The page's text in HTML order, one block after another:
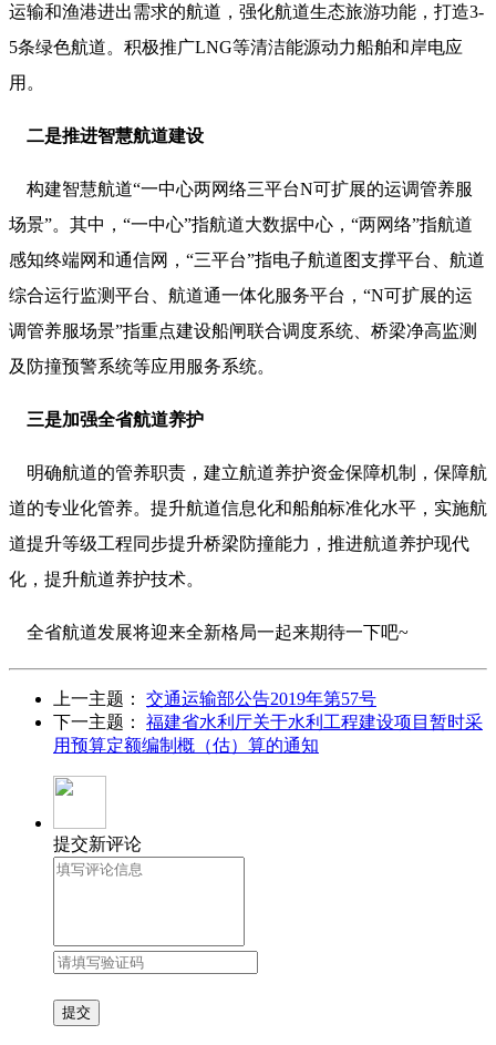
运输和渔港进出需求的航道，强化航道生态旅游功能，打造3-
5条绿色航道。积极推广LNG等清洁能源动力船舶和岸电应
用。
二是推进智慧航道建设
构建智慧航道“一中心两网络三平台N可扩展的运调管养服
场景”。其中，“一中心”指航道大数据中心，“两网络”指航道
感知终端网和通信网，“三平台”指电子航道图支撑平台、航道
综合运行监测平台、航道通一体化服务平台，“N可扩展的运
调管养服场景”指重点建设船闸联合调度系统、桥梁净高监测
及防撞预警系统等应用服务系统。
三是加强全省航道养护
明确航道的管养职责，建立航道养护资金保障机制，保障航
道的专业化管养。提升航道信息化和船舶标准化水平，实施航
道提升等级工程同步提升桥梁防撞能力，推进航道养护现代
化，提升航道养护技术。
全省航道发展将迎来全新格局一起来期待一下吧~
上一主题： 交通运输部公告2019年第57号
下一主题： 福建省水利厅关于水利工程建设项目暂时采
用预算定额编制概（估）算的通知
提交新评论